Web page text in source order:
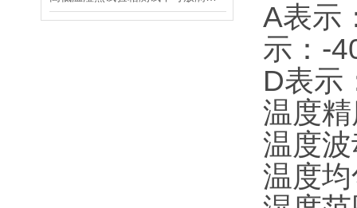
A表示
示：-
D表
温度
温度
温度